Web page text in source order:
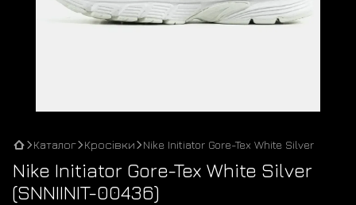
Каталог Кросівки Nike Initiator Gore-Tex White Silver
Nike Initiator Gore-Tex White Silver
(SNNIINIT-00436)